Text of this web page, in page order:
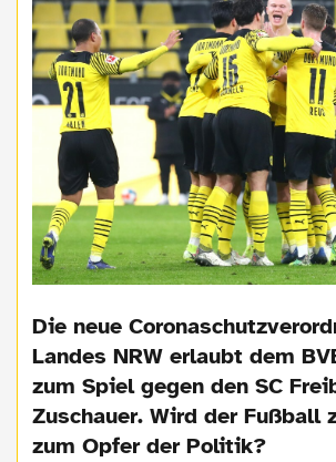
Die neue
Landes NRW erlaubt dem
zum Spiel gegen den SC
Zuschauer. Wird der Fußball
zum Opfer der Politik?